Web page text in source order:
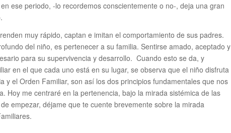
ese periodo, -lo recordemos conscientemente o no-, deja una gran
muy rápido, captan e imitan el comportamiento de sus padres.
del niño, es pertenecer a su familia. Sentirse amado, aceptado y
para su supervivencia y desarrollo. Cuando esto se da, y
en el que cada uno está en su lugar, se observa que el niño disfruta
y el Orden Familiar, son así los dos principios fundamentales que nos
Hoy me centraré en la pertenencia, bajo la mirada sistémica de las
empezar, déjame que te cuente brevemente sobre la mirada